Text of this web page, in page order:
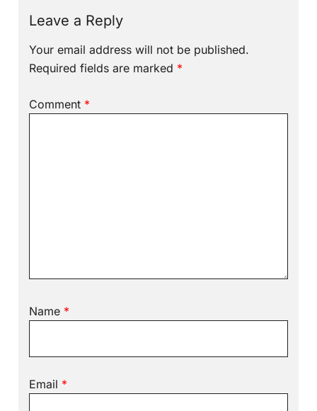
Leave a Reply
Your email address will not be published.
Required fields are marked *
Comment *
Name *
Email *